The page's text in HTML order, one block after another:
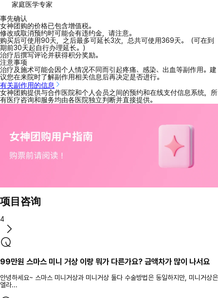
家庭医学专家
事先确认
女神团购的价格已包含增值税。
修改或取消预约时可能会有违约金，请注意。
购买后可使用90天，之后最多可延长3次，总共可使用369天。（可在到
期前30天起自行办理延长。）
治疗后撰写评论并获得积分奖励。
注意事项
治疗及施术可能会因个人情况不同而引起疼痛、感染、出血等副作用。建
议您在来院时了解副作用相关信息后再决定是否进行。
有关副作用的信息
女神团购提供与合作医院和个人会员之间的预约和在线支付信息系统，所
有医疗咨询和服务均由各医院独立判断并直接提供。
项目咨询
4
99만원 스마스 미니 거상 이랑 뭐가 다른가요? 금액차가 많이 나서요
안녕하세요~ 스마스 미니거상과 미니거상 둘다 수술방법은 동일하지만, 미니거상은
엘라...